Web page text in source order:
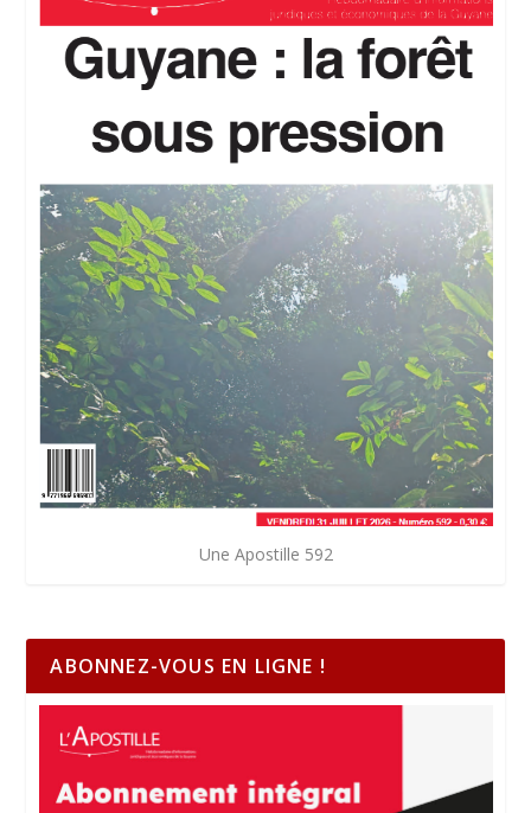
Une Apostille 592
ABONNEZ-VOUS EN LIGNE !